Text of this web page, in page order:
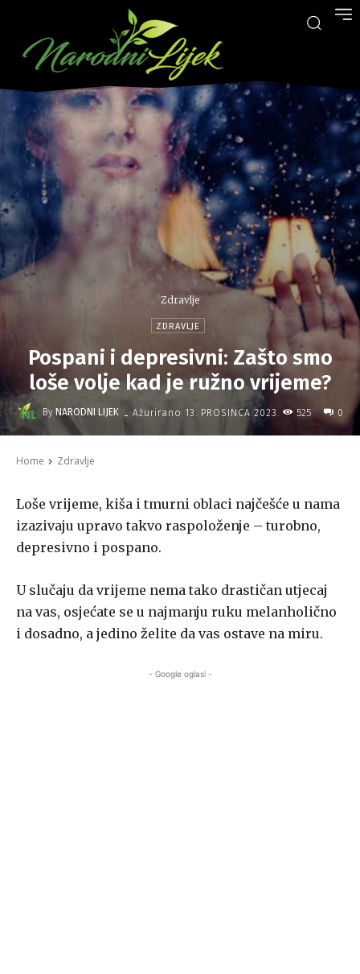
Zdravlje
ZDRAVLJE
Pospani i depresivni: Zašto smo
loše volje kad je ružno vrijeme?
By NARODNI LIJEK - Ažurirano 13. PROSINCA 2023. 525 0
Home Zdravlje
Loše vrijeme, kiša i tmurni oblaci najčešće u nama
izazivaju upravo takvo raspoloženje – turobno,
depresivno i pospano.
U slučaju da vrijeme nema tako drastičan utjecaj
na vas, osjećate se u najmanju ruku melanholično
i dosadno, a jedino želite da vas ostave na miru.
- Google oglasi -